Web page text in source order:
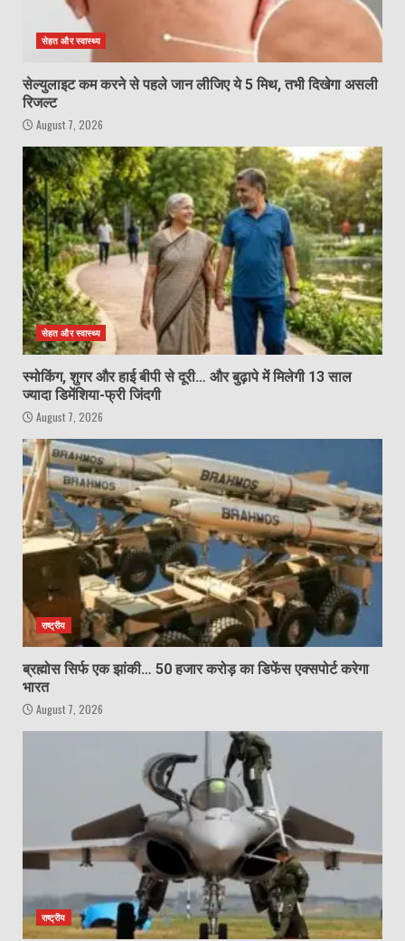
सेहत और स्वास्थ्य
सेल्युलाइट कम करने से पहले जान लीजिए ये 5 मिथ, तभी दिखेगा असली
रिजल्ट
August 7, 2026
सेहत और स्वास्थ्य
स्मोकिंग, शुगर और हाई बीपी से दूरी… और बुढ़ापे में मिलेगी 13 साल
ज्यादा डिमेंशिया-फ्री जिंदगी
August 7, 2026
राष्ट्रीय
ब्रह्मोस सिर्फ एक झांकी… 50 हजार करोड़ का डिफेंस एक्सपोर्ट करेगा
भारत
August 7, 2026
राष्ट्रीय